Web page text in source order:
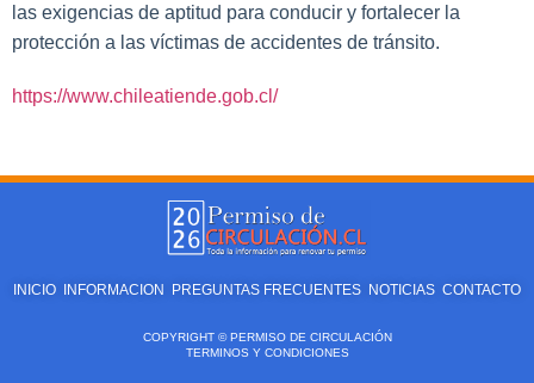
las exigencias de aptitud para conducir y fortalecer la
protección a las víctimas de accidentes de tránsito.
https://www.chileatiende.gob.cl/
INICIO INFORMACION PREGUNTAS FRECUENTES NOTICIAS CONTACTO
COPYRIGHT © PERMISO DE CIRCULACIÓN
TERMINOS Y CONDICIONES